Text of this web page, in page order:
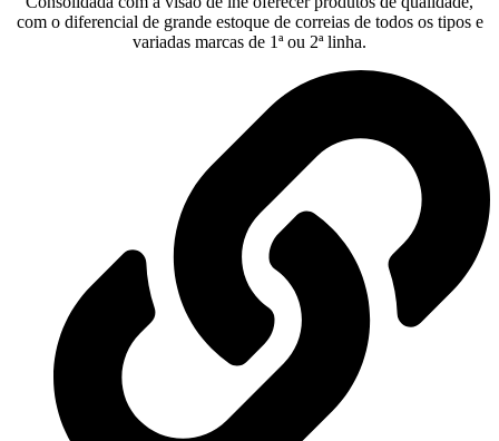
com o diferencial de grande estoque de correias de todos os tipos e
variadas marcas de 1ª ou 2ª linha.